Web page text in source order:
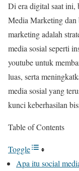
Di era digital saat ini,
Media Marketing dan
marketing adalah
media sosial seperti
youtube untuk
luas, serta
media sosial yang
kunci keberhasilan
Table of Contents
Toggle
Apa itu social